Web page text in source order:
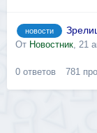
новости
От Новостник, 21
0 ответов 781